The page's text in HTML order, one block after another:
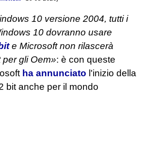
10 versione 2004, tutti i
10 dovranno usare
e Microsoft non rilascerà
gli Oem»: è con queste
ha annunciato l'inizio della
bit anche per il mondo